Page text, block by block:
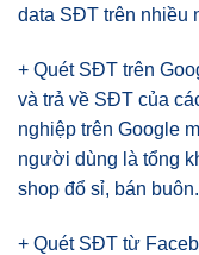
data SĐT trên nhiều
+ Quét SĐT trên
và trả về SĐT của
nghiệp trên Google
người dùng là tổng
shop đổ sỉ, bán buôn.
+ Quét SĐT từ